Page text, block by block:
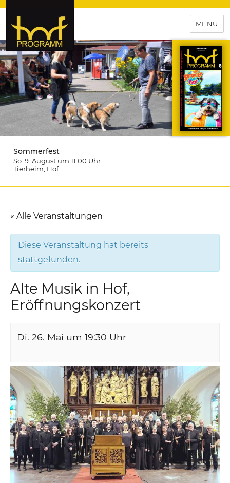
hof-programm – das
Veranstaltungsportal für
Hochfranken
MENÜ
Sommerfest
So. 9. August um 11:00 Uhr
Tierheim , Hof
« Alle Veranstaltungen
Diese Veranstaltung hat bereits
stattgefunden.
Alte Musik in Hof,
Eröffnungskonzert
Di. 26. Mai um 19:30 Uhr